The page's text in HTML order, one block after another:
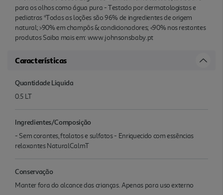
para os olhos como água pura - Testado por dermatologistas e
pediatras *Todas as loções são 96% de ingredientes de origem
natural; >90% em champôs & condicionadores; <90% nos restantes
produtos Saiba mais em: www.johnsonsbaby.pt
Características
Quantidade Liquida
0.5 LT
Ingredientes/Composição
- Sem corantes, ftalatos e sulfatos - Enriquecido com essências
relaxantes NaturalCalmT
Conservação
Manter fora do alcance das crianças. Apenas para uso externo